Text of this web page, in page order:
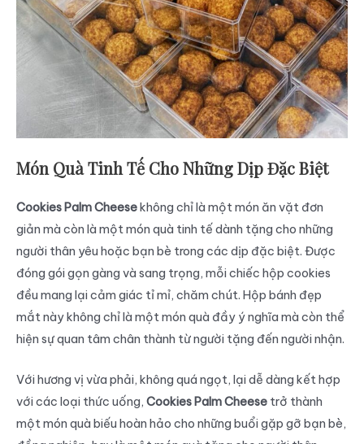
Món Quà Tinh Tế Cho Những Dịp Đặc Biệt
Cookies Palm Cheesekhông chỉ là một món ăn vặt đơn
giản mà còn là một món quà tinh tế dành tặng cho những
người thân yêu hoặc bạn bè trong các dịp đặc biệt. Được
đóng gói gọn gàng và sang trọng, mỗi chiếc hộp cookies
đều mang lại cảm giác tỉ mỉ, chăm chút. Hộp bánh đẹp
mắt này không chỉ là một món quà đầy ý nghĩa mà còn thể
hiện sự quan tâm chân thành từ người tặng đến người nhận.
Với hương vị vừa phải, không quá ngọt, lại dễ dàng kết hợp
với các loại thức uống, Cookies Palm Cheese trở thành
một món quà biếu hoàn hảo cho những buổi gặp gỡ bạn bè,